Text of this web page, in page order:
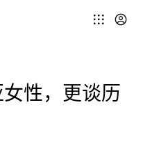
性，更谈历